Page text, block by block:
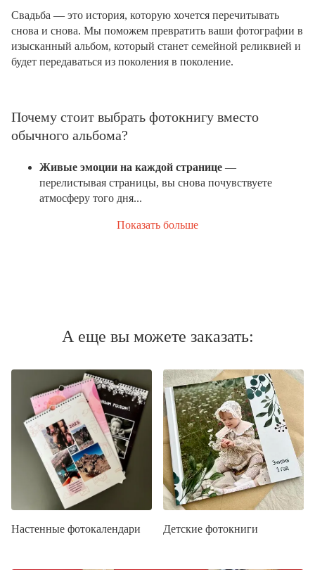
Свадьба — это история, которую хочется перечитывать
снова и снова. Мы поможем превратить ваши фотографии в
изысканный альбом, который станет семейной реликвией и
будет передаваться из поколения в поколение.
Почему стоит выбрать фотокнигу вместо
обычного альбома?
Живые эмоции на каждой странице —
перелистывая страницы, вы снова почувствуете
атмосферу того дня...
Показать больше
А еще вы можете заказать:
Настенные фотокалендари Детские фотокниги